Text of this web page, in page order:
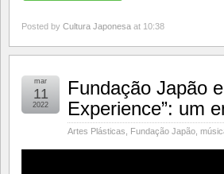
Posted by Cultura Japonesa at 10:38
Fundação Japão
Experience”: um
Artes Plásticas Fundação Japão
mar
11
2022